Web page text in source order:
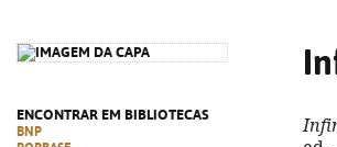
ENCONTRAR EM BIBLIOTECAS
BNP